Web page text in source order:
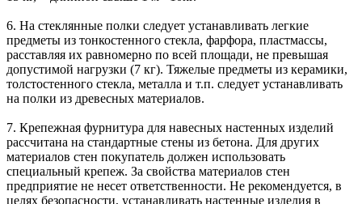
6. На стеклянные полки следует устанавливать легкие
предметы из тонкостенного стекла, фарфора, пластмассы,
расставляя их равномерно по всей площади, не превышая
допустимой нагрузки (7 кг). Тяжелые предметы из керамики,
толстостенного стекла, металла и т.п. следует устанавливать
на полки из древесных материалов.
7. Крепежная фурнитура для навесных настенных изделий
рассчитана на стандартные стены из бетона. Для других
материалов стен покупатель должен использовать
специальный крепеж. За свойства материалов стен
предприятие не несет ответственности. Не рекомендуется, в
целях безопасности, устанавливать настенные изделия в